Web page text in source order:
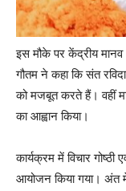
इस मौके पर केंद्रीय
गौतम ने कहा कि संत
को मजबूत करते हैं। वहीं
का आह्वान किया।
कार्यक्रम में विचार गोष्ठी
आयोजन किया गया। अंत में